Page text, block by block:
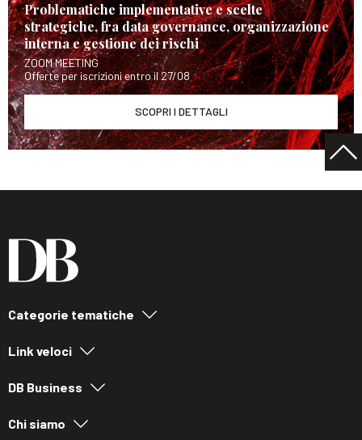
Problematiche implementative e scelte
strategiche, fra data governance, organizzazione
interna e gestione dei rischi
ZOOM MEETING
Offerte per iscrizioni entro il 27/08
SCOPRI I DETTAGLI
Categorie tematiche
Link veloci
DB Business
Chi siamo